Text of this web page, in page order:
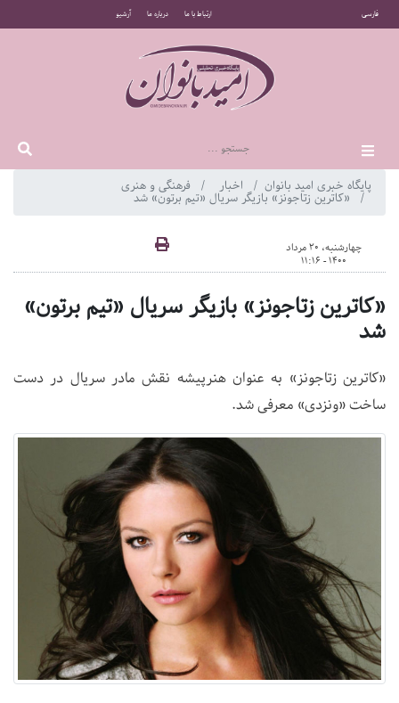
فارسی ارتباط با ما درباره ما آرشیو
پایگاه خبری امید بانوان اخبار فرهنگی و هنری
«کاترین زتاجونز» بازیگر سریال «تیم برتون» شد
چهارشنبه، 20 مرداد
1400 - 11:16
«کاترین زتاجونز» بازیگر سریال «تیم برتون»
شد
«کاترین زتاجونز» به عنوان هنرپیشه نقش مادر سریال در دست
ساخت «ونزدی» معرفی شد.